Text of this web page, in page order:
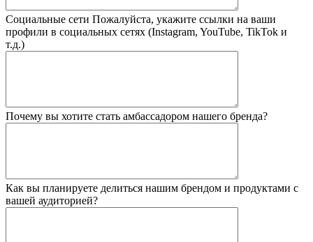
Социальные сети Пожалуйста, укажите ссылки на ваши
профили в социальных сетях (Instagram, YouTube, TikTok и
т.д.)
Почему вы хотите стать амбассадором нашего бренда?
Как вы планируете делиться нашим брендом и продуктами с
вашей аудиторией?